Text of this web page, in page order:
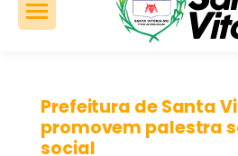
Prefeitura de Santa
promovem palestra
social